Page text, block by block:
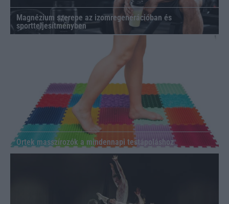
Magnézium szerepe az izomregenerációban és
sportteljesítményben
Ortek masszírozók a mindennapi testápoláshoz